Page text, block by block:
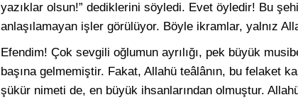
yazıklar olsun!” dediklerini söyledi. Evet öyledir! Bu
anlaşılamayan işler görülüyor. Böyle ikramlar, yalnız
Efendim! Çok sevgili oğlumun ayrılığı, pek büyük
başına gelmemiştir. Fakat, Allahü teâlânın, bu felaket
şükür nimeti de, en büyük ihsanlarından olmuştur.